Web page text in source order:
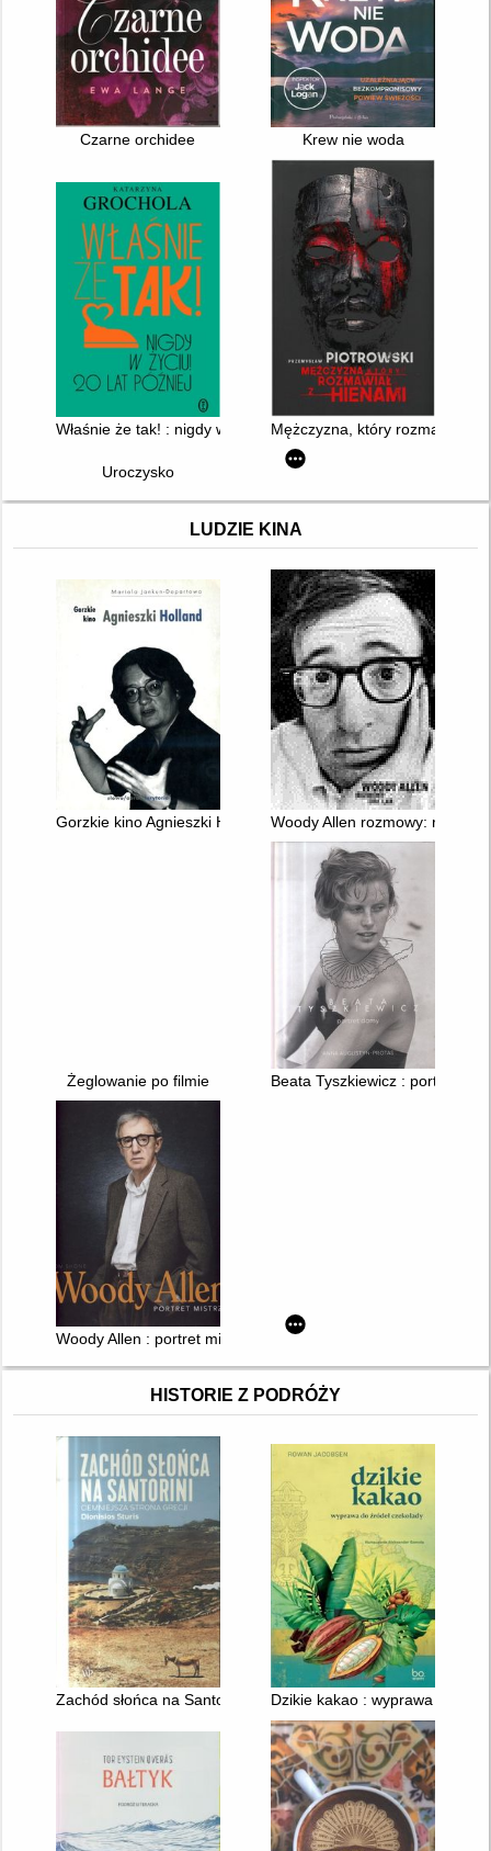
Czarne orchidee Krew nie woda
Właśnie że tak! : nigdy w życiu! 20 lat późniejMężczyzna, który rozmawiał z
Uroczysko
LUDZIE KINA
Gorzkie kino Agnieszki Holland Woody Allen rozmowy:
Żeglowanie po filmie Beata Tyszkiewicz : portret
Woody Allen : portret mistrza
HISTORIE Z PODRÓŻY
Zachód słońca na Santorini : ciemniejsza strona Grecji
Dzikie kakao : wyprawa do